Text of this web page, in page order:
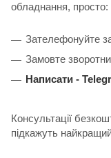
обладнання, просто:
Зателефонуйте
Замовте
Написати -
Консультації
підкажуть